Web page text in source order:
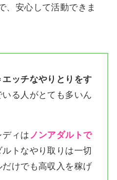
、安心して活動できま
エッチなやりとりをす
いる人がとても多いん
ディは ノンアダルトで
トなやり取りは一切
けでも高収入を稼げ